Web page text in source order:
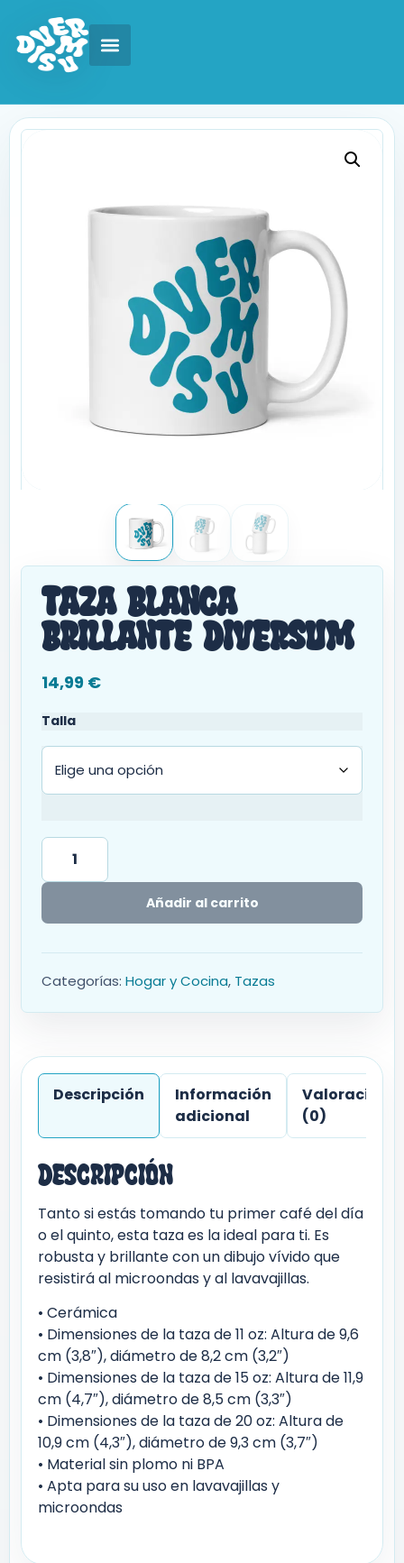
Taza blanca
brillante Diversum
14,99 €
Talla
Añadir al carrito
Categorías: Hogar y Cocina, Tazas
Descripción
Información
adicional
(0)
Descripción
Tanto si estás tomando tu primer café del día
o el quinto, esta taza es la ideal para ti. Es
robusta y brillante con un dibujo vívido que
resistirá al microondas y al lavavajillas.
• Cerámica
• Dimensiones de la taza de 11 oz: Altura de 9,6
cm (3,8″), diámetro de 8,2 cm (3,2″)
• Dimensiones de la taza de 15 oz: Altura de 11,9
cm (4,7″), diámetro de 8,5 cm (3,3″)
• Dimensiones de la taza de 20 oz: Altura de
10,9 cm (4,3″), diámetro de 9,3 cm (3,7″)
• Material sin plomo ni BPA
• Apta para su uso en lavavajillas y
microondas